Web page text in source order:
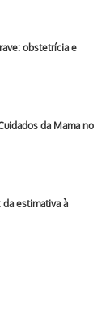
obstetrícia e
da Mama no
estimativa à